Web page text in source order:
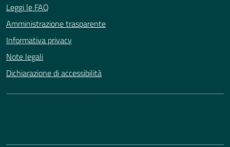
Leggi le FAQ
Amministrazione trasparente
Informativa privacy
Note legali
Dichiarazione di accessibilità